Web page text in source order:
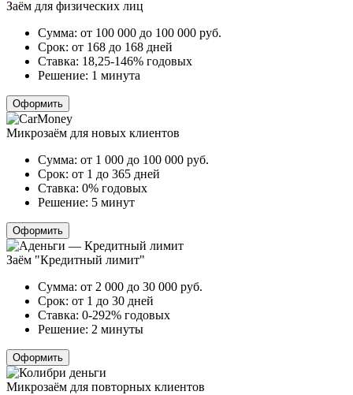
Заём для физических лиц
Сумма: от 100 000 до 100 000 руб.
Срок: от 168 до 168 дней
Ставка: 18,25-146% годовых
Решение: 1 минута
Оформить
Микрозаём для новых клиентов
Сумма: от 1 000 до 100 000 руб.
Срок: от 1 до 365 дней
Ставка: 0% годовых
Решение: 5 минут
Оформить
Заём "Кредитный лимит"
Сумма: от 2 000 до 30 000 руб.
Срок: от 1 до 30 дней
Ставка: 0-292% годовых
Решение: 2 минуты
Оформить
Микрозаём для повторных клиентов